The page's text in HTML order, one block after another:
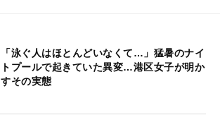
「泳ぐ人はほとんどいなくて…」猛暑のナイ
トプールで起きていた異変…港区女子が明か
すその実態